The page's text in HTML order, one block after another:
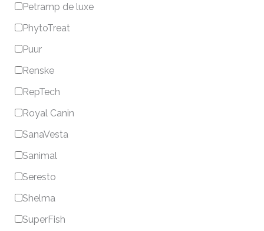
Petramp de luxe
PhytoTreat
Puur
Renske
RepTech
Royal Canin
SanaVesta
Sanimal
Seresto
Shelma
SuperFish